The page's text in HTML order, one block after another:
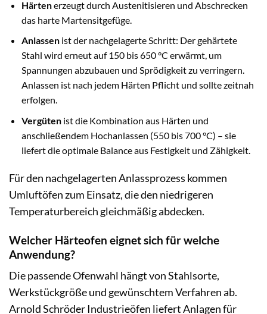
Härtenerzeugt durch Austenitisieren und Abschrecken
das harte Martensitgefüge.
Anlassen ist der nachgelagerte Schritt: Der gehärtete
Stahl wird erneut auf 150 bis 650 °C erwärmt, um
Spannungen abzubauen und Sprödigkeit zu verringern.
Anlassen ist nach jedem Härten Pflicht und sollte zeitnah
erfolgen.
Vergüten ist die Kombination aus Härten und
anschließendem Hochanlassen (550 bis 700 °C) – sie
liefert die optimale Balance aus Festigkeit und Zähigkeit.
Für den nachgelagerten Anlassprozess kommen
Umluftöfen zum Einsatz, die den niedrigeren
Temperaturbereich gleichmäßig abdecken.
Welcher Härteofen eignet sich für welche
Anwendung?
Die passende Ofenwahl hängt von Stahlsorte,
Werkstückgröße und gewünschtem Verfahren ab.
Arnold Schröder Industrieöfen liefert Anlagen für